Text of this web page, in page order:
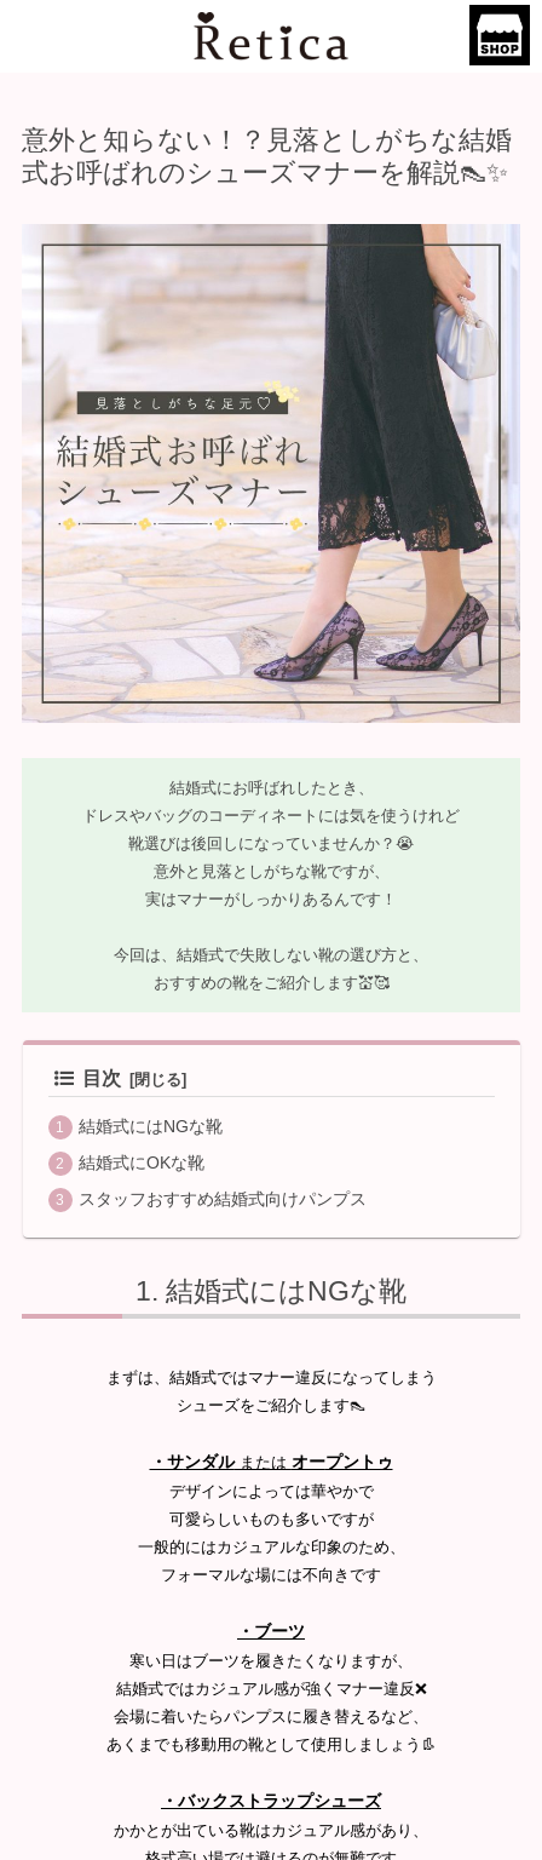
意外と知らない！？見落としがちな結婚
式お呼ばれのシューズマナーを解説👠✨
結婚式にお呼ばれしたとき、
ドレスやバッグのコーディネートには気を使うけれど
靴選びは後回しになっていませんか？😭
意外と見落としがちな靴ですが、
実はマナーがしっかりあるんです！
今回は、結婚式で失敗しない靴の選び方と、
おすすめの靴をご紹介します💒🥰
目次
結婚式にはNGな靴
結婚式にOKな靴
スタッフおすすめ結婚式向けパンプス
結婚式にはNGな靴
まずは、結婚式ではマナー違反になってしまう
シューズをご紹介します👠
・サンダルまたは オープントゥ
デザインによっては華やかで
可愛らしいものも多いですが
一般的にはカジュアルな印象のため、
フォーマルな場には不向きです
・ブーツ
寒い日はブーツを履きたくなりますが、
結婚式ではカジュアル感が強くマナー違反❌
会場に着いたらパンプスに履き替えるなど、
あくまでも移動用の靴として使用しましょう👢
・バックストラップシューズ
かかとが出ている靴はカジュアル感があり、